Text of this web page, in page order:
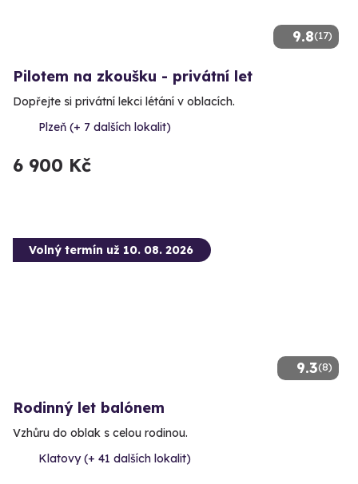
9.8(17)
Pilotem na zkoušku - privátní let
Dopřejte si privátní lekci létání v oblacích.
Plzeň (+ 7 dalších lokalit)
6 900 Kč
9.3(8)
Volný termín už 10. 08. 2026
Rodinný let balónem
Vzhůru do oblak s celou rodinou.
Klatovy (+ 41 dalších lokalit)